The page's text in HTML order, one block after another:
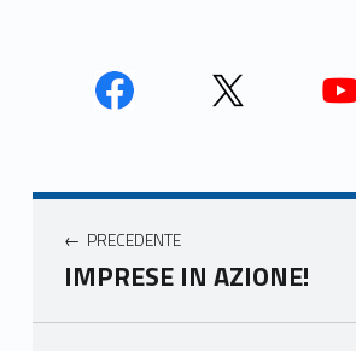
Unio
mer
e
Unio
e
Unio
Navigazione articoli
PRECEDENTE
IMPRESE IN AZIONE!